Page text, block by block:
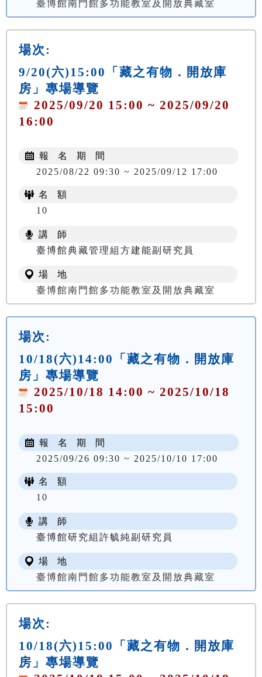
臺博館南門館多功能教室及開放典藏室
場次:
9/20(六)15:00「藏之有物．開放庫
房」專場導覽
2025/09/20 15:00 ~ 2025/09/20
16:00
報 名 期 間
2025/08/22 09:30 ~ 2025/09/12 17:00
名 額
10
講 師
臺博館典藏管理組方建能副研究員
場 地
臺博館南門館多功能教室及開放典藏室
場次:
10/18(六)14:00「藏之有物．開放庫
房」專場導覽
2025/10/18 14:00 ~ 2025/10/18
15:00
報 名 期 間
2025/09/26 09:30 ~ 2025/10/10 17:00
名 額
10
講 師
臺博館研究組許毓純副研究員
場 地
臺博館南門館多功能教室及開放典藏室
場次:
10/18(六)15:00「藏之有物．開放庫
房」專場導覽